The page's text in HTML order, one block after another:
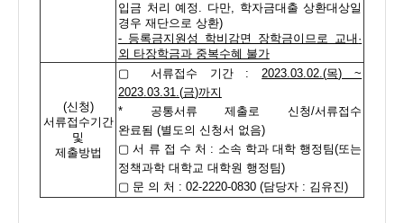
입금 처리 예정 . 다만, 학자금대출 상환대상일
경우 재단으로 상환)
- 등록금지원성 학비감면 장학금이므로 교내 ·
외 타장학금과 중복수혜 불가
(신청)
서류접수기간
및
제출방법
▢ 서류접수 기간 :2023.03.02.(목) ~
2023.03.31.(금)까지
* 공통서류 제출로 신청/서류접수
완료됨 (별도의 신청서 없음)
▢서 류 접 수 처 : 소속 학과 대학 행정팀(또는
정책과학 대학교 대학원 행정팀)
▢ 문 의 처 : 02-2220-0830 (담당자 : 김유진)